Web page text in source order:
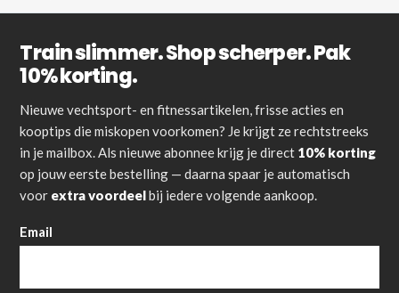
Train slimmer. Shop scherper. Pak
10% korting.
Nieuwe vechtsport- en fitnessartikelen, frisse acties en
kooptips die miskopen voorkomen? Je krijgt ze rechtstreeks
in je mailbox. Als nieuwe abonnee krijg je direct 10% korting
op jouw eerste bestelling — daarna spaar je automatisch
voor extra voordeelbij iedere volgende aankoop.
Email